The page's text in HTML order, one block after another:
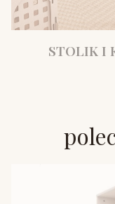
STOLIK I